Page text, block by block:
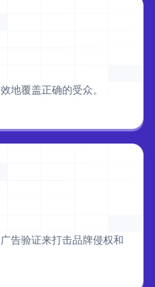
地覆盖正确的受众。
告验证来打击品牌侵权和